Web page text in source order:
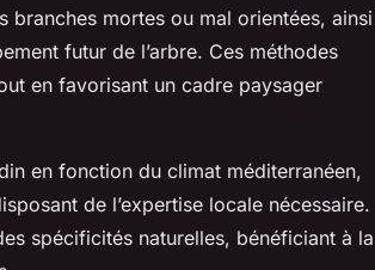
branches mortes ou mal orientées, ainsi
futur de l’arbre. Ces méthodes
en favorisant un cadre paysager
en fonction du climat méditerranéen,
de l’expertise locale nécessaire.
spécificités naturelles, bénéficiant à la